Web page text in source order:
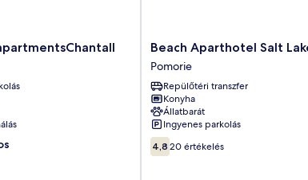
Beach
Aparthotel
Salt
Lake
Pomorie
Beach Aparthotel Salt
Pomorie
Repülőtéri transzfer
Konyha
Állatbarát
Ingyenes parkolás
4.8
ennyiből:
4,8 20 értékelés